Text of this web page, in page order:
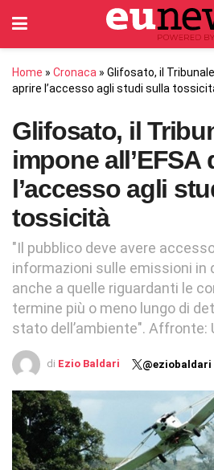
Home » Cronaca » Glifosato, il Tribunale
aprire l’accesso agli studi sulla
Glifosato, il
impone all’EFSA
l’accesso agli
tossicità
"Il pubblico deve avere
informazioni sulle emissioni in
anche a quelle riguardanti le
termine più o meno lungo di
stato dell’ambiente". Affronte:
di Ezio Baldari @eziobaldari